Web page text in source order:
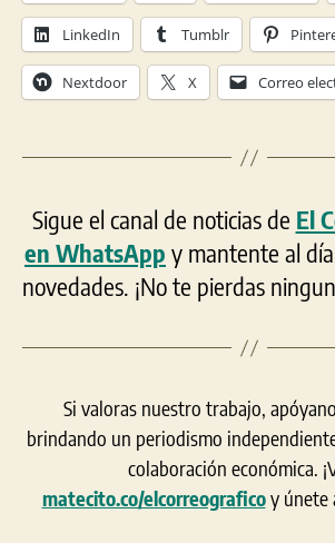
LinkedIn Tumblr
Nextdoor X Correo
Sigue el canal de noticias de El
en WhatsApp y mantente al
novedades. ¡No te pierdas
Si valoras nuestro trabajo,
brindando un periodismo
colaboración económica.
matecito.co/elcorreograficoy únete